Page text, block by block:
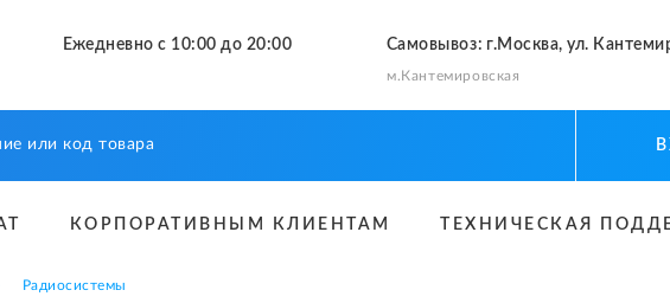
Ежедневно с 10:00 до 20:00 Самовывоз: г.Москва, ул.
м.Кантемировская
КОРПОРАТИВНЫМ КЛИЕНТАМ ТЕХНИЧЕСКАЯ
Радиосистемы